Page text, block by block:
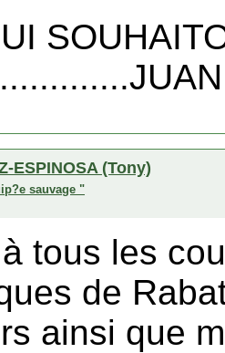
ESPINOSA (Tony)
sauvage "
tous les
de
ainsi que